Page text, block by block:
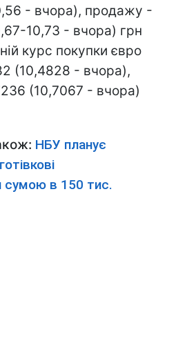
- вчора), продажу -
10,73 - вчора) грн
курс покупки євро
(10,4828 - вчора),
(10,7067 - вчора)
НБУ планує
сумою в 150 тис.